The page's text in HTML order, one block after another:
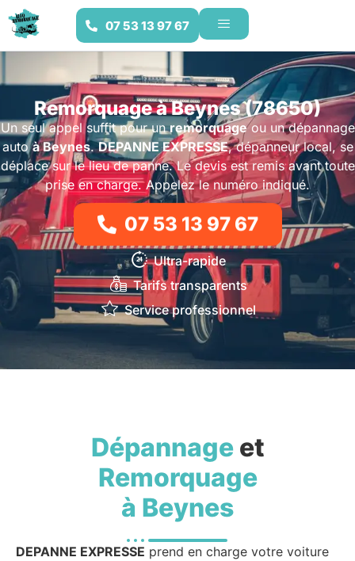
07 53 13 97 67
Remorquage à Beynes (78650)
Un seul appel suffit pour unremorquageou un dépannage
autoà Beynes.DEPANNE EXPRESSE, dépanneur local, se
déplace sur le lieu de panne. Le devis est remis avant toute
prise en charge. Appelez le numéro indiqué.
07 53 13 97 67
Ultra-rapide
Tarifs transparents
Service professionnel
Dépannageet
Remorquage
à Beynes
DEPANNE EXPRESSE prend en charge votre voiture